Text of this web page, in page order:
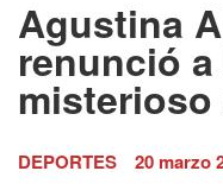
Agustina
renunció
DEPORTES 20 marzo